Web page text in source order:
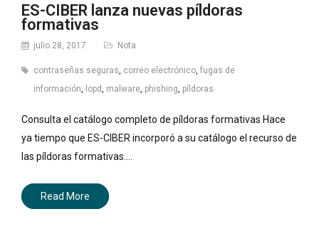
ES-CIBER lanza nuevas píldoras
formativas
julio 28, 2017 Nota
contraseñas seguras correo electrónico fugas de
información
lopd malware phishing píldoras
Consulta el catálogo completo de píldoras formativas Hace
ya tiempo que ES-CIBER incorporó a su catálogo el recurso de
las píldoras formativas….
Read More